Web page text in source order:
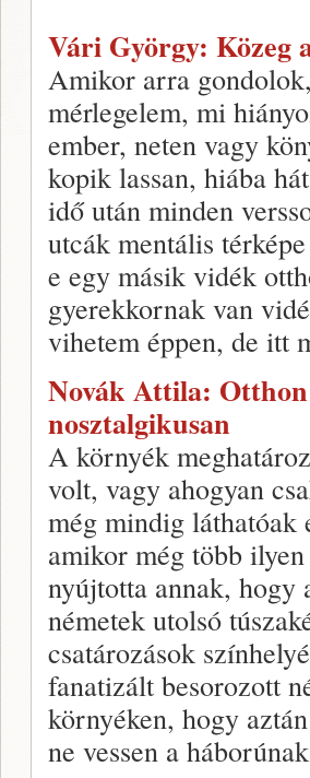
Vári György: Közeg
Amikor arra
mérlegelem, mi
ember, neten vagy
kopik lassan, hiába
idő után minden
utcák mentális
e egy másik vidék
gyerekkornak van
vihetem éppen, de itt
Novák Attila:
nosztalgikusan
A környék
volt, vagy ahogyan
még mindig láthatóak
amikor még több
nyújtotta annak, hogy
németek utolsó
csatározások
fanatizált besorozott
környéken, hogy
ne vessen a